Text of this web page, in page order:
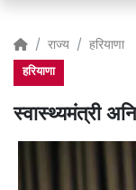
राज्य हरियाणा
हरियाणा
स्वास्थ्यमंत्री